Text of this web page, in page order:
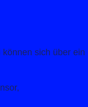
sich über ein